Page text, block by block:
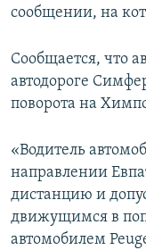
сообщении, на
Сообщается, что
автодороге
поворота на
«Водитель
направлении
дистанцию и
движущимся в
автомобилем